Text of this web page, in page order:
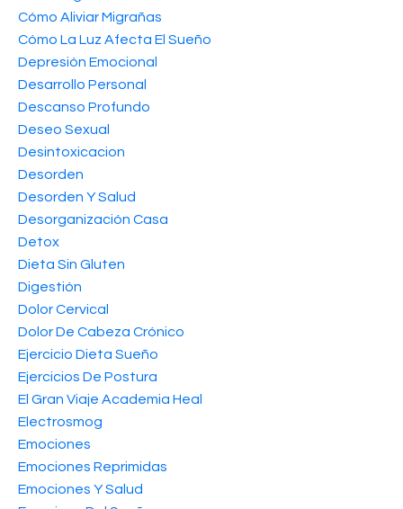
Cómo Aliviar Migrañas
Cómo La Luz Afecta El Sueño
Depresión Emocional
Desarrollo Personal
Descanso Profundo
Deseo Sexual
Desintoxicacion
Desorden
Desorden Y Salud
Desorganización Casa
Detox
Dieta Sin Gluten
Digestión
Dolor Cervical
Dolor De Cabeza Crónico
Ejercicio Dieta Sueño
Ejercicios De Postura
El Gran Viaje Academia Heal
Electrosmog
Emociones
Emociones Reprimidas
Emociones Y Salud